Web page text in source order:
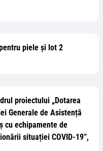
piele şi lot 2
proiectului „Dotarea
Generale de Asistență
cu echipamente de
situației COVID-19”,